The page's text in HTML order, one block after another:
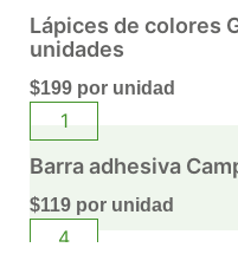
Lápices de colores
unidades
$199 por unidad
Barra adhesiva
$119 por unidad